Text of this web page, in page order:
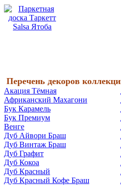
Перечень декоров
Акация Тёмная
Африканский Махагони
Бук Карамель
Бук Премиум
Венге
Дуб Айвори Браш
Дуб Винтаж Браш
Дуб Графит
Дуб Кокоа
Дуб Красный
Дуб Красный Кофе Браш